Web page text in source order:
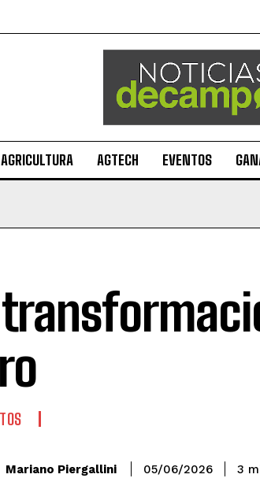
AGRICULTURA AGTECH EVENTOS
Mariano Piergallini 05/06/2026 3